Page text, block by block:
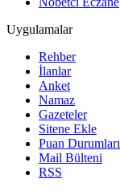
Uygulamalar
Rehber
İlanlar
Anket
Namaz
Gazeteler
Sitene Ekle
Puan Durumları
Mail Bülteni
RSS